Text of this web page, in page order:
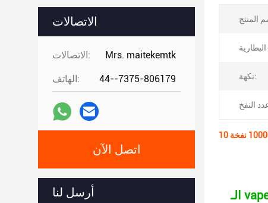
الاتصالات
الاتصالات: Mrs. maitekemtk
الهاتف: 44--7375-806179
اتصل الآن
أرسل لنا
نكهة: